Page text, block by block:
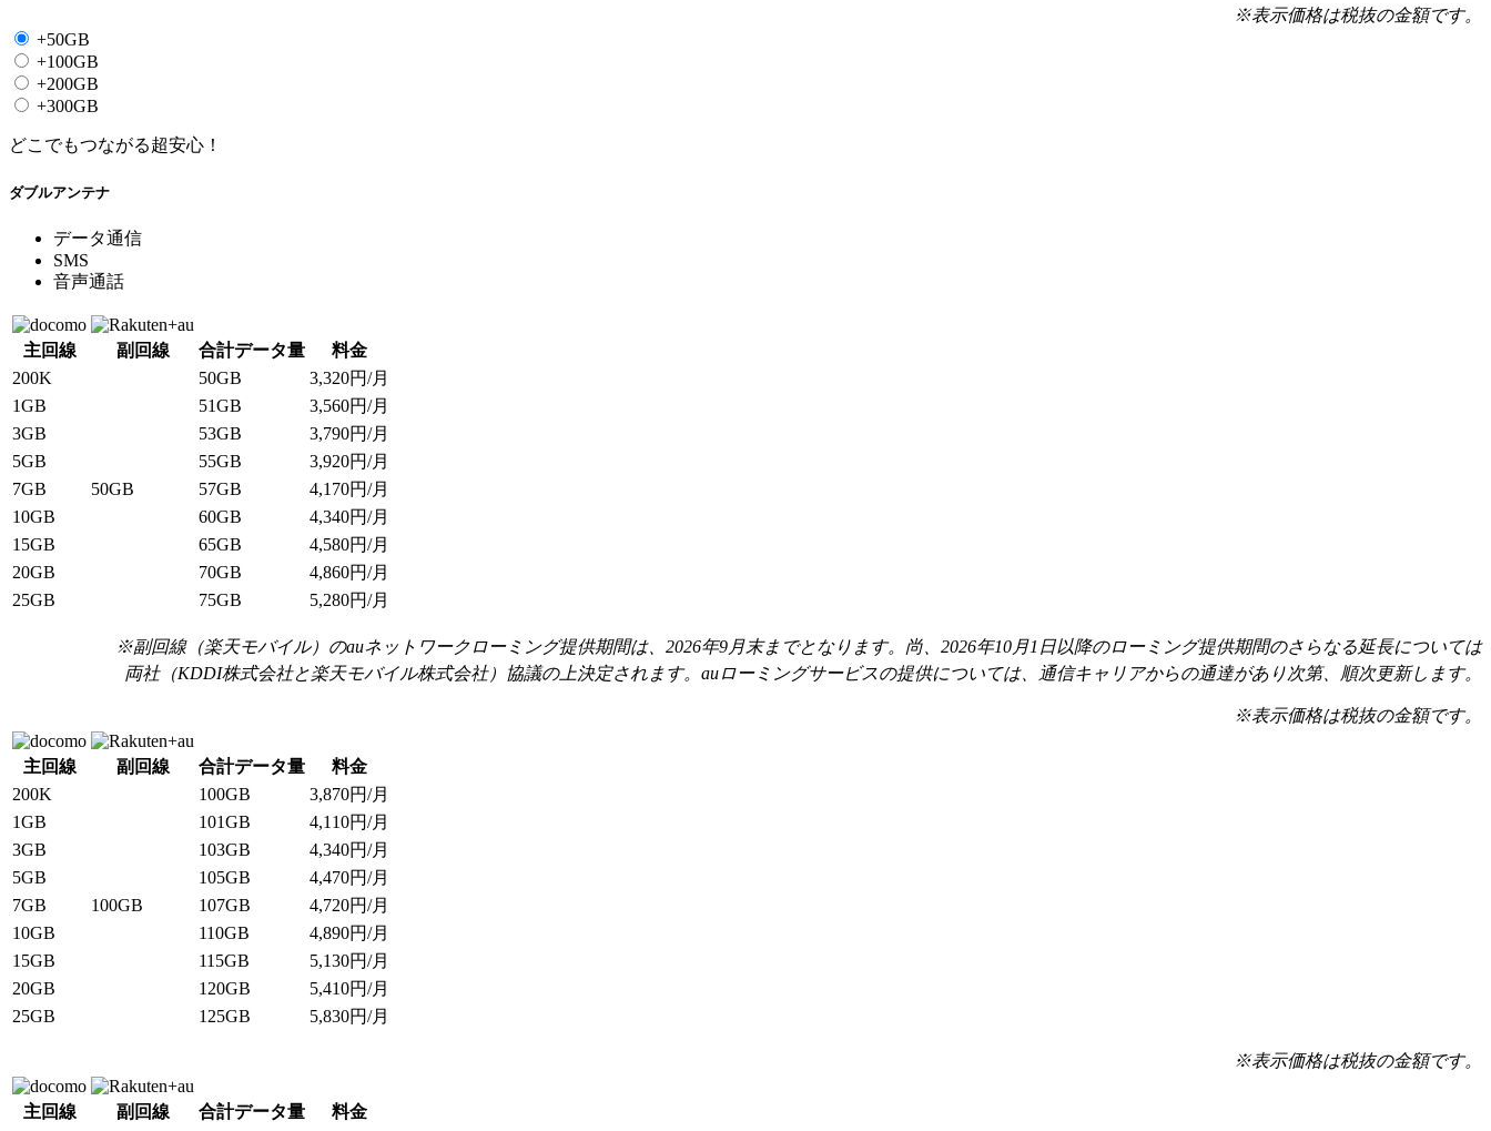
※表示価格は税抜の金額です。
+50GB
+100GB
+200GB
+300GB
どこでもつながる超安心！
ダブルアンテナ
データ通信
SMS
音声通話
主回線 副回線 合計データ量
料金
200K
50GB
50GB 3,320円/月
1GB
51GB 3,560円/月
3GB
53GB 3,790円/月
5GB
55GB 3,920円/月
7GB
57GB 4,170円/月
10GB
60GB 4,340円/月
15GB
65GB 4,580円/月
20GB
70GB 4,860円/月
25GB
75GB 5,280円/月
※副回線（楽天モバイル）のauネットワークローミング提供期間は、2026年9月末までとなります。尚、2026年10月1日以降のローミング提供期間のさらなる延長については
両社（KDDI株式会社と楽天モバイル株式会社）協議の上決定されます。auローミングサービスの提供については、通信キャリアからの通達があり次第、順次更新します。
※表示価格は税抜の金額です。
主回線 副回線 合計データ量
料金
200K
100GB
100GB 3,870円/月
1GB
101GB 4,110円/月
3GB
103GB 4,340円/月
5GB
105GB 4,470円/月
7GB
107GB 4,720円/月
10GB
110GB 4,890円/月
15GB
115GB 5,130円/月
20GB
120GB 5,410円/月
25GB
125GB 5,830円/月
※表示価格は税抜の金額です。
主回線 副回線 合計データ量
料金